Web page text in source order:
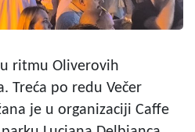
ritmu Oliverovih
Treća po redu Večer
je u organizaciji Caffe